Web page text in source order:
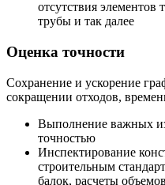
отсутствия элементов
трубы и так далее
Оценка точности
Сохранение и ускорение
сокращении отходов,
Выполнение важных
точностью
Инспектирование
строительным
балок, расчеты